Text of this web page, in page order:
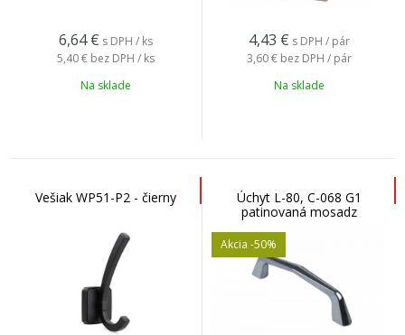
6,64 € s DPH / ks
5,40 € bez DPH / ks
Na sklade
4,43 € s DPH / pár
3,60 € bez DPH / pár
Na sklade
Vešiak WP51-P2 - čierny
Úchyt L-80, C-068 G1
patinovaná mosadz
Akcia -50%